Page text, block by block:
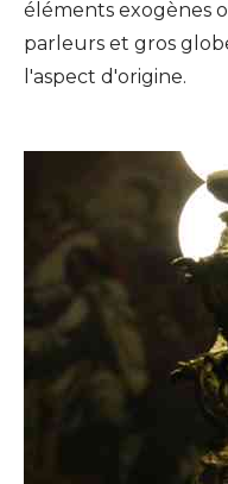
éléments exogènes
parleurs et gros
l'aspect d'origine.